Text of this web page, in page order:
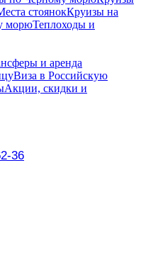
стоянокКруизы на
морюТеплоходы и
и аренда
Виза в Российскую
Акции, скидки и
36